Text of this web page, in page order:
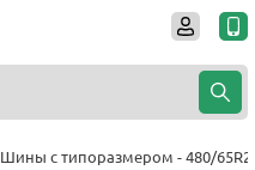
Шины с типоразмером - 480/